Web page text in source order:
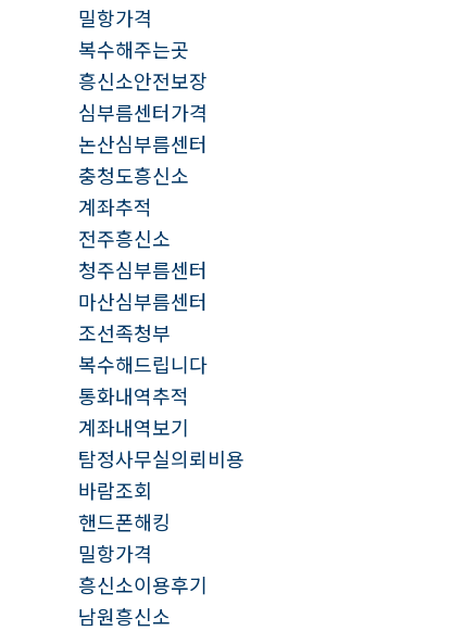
밀항가격
복수해주는곳
흥신소안전보장
심부름센터가격
논산심부름센터
충청도흥신소
계좌추적
전주흥신소
청주심부름센터
마산심부름센터
조선족청부
복수해드립니다
통화내역추적
계좌내역보기
탐정사무실의뢰비용
바람조회
핸드폰해킹
밀항가격
흥신소이용후기
남원흥신소